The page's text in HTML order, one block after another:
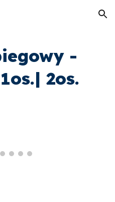
Skip to navigation
-
2os.